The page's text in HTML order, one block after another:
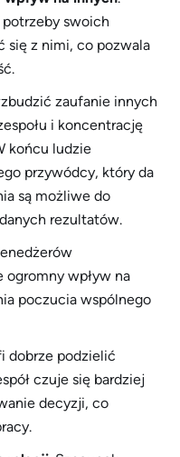
swoich
się z nimi, co pozwala
zaufanie innych
i koncentrację
końcu ludzie
przywódcy, który da
są możliwe do
rezultatów.
wpływ na
poczucia wspólnego
dobrze podzielić
czuje się bardziej
decyzji, co